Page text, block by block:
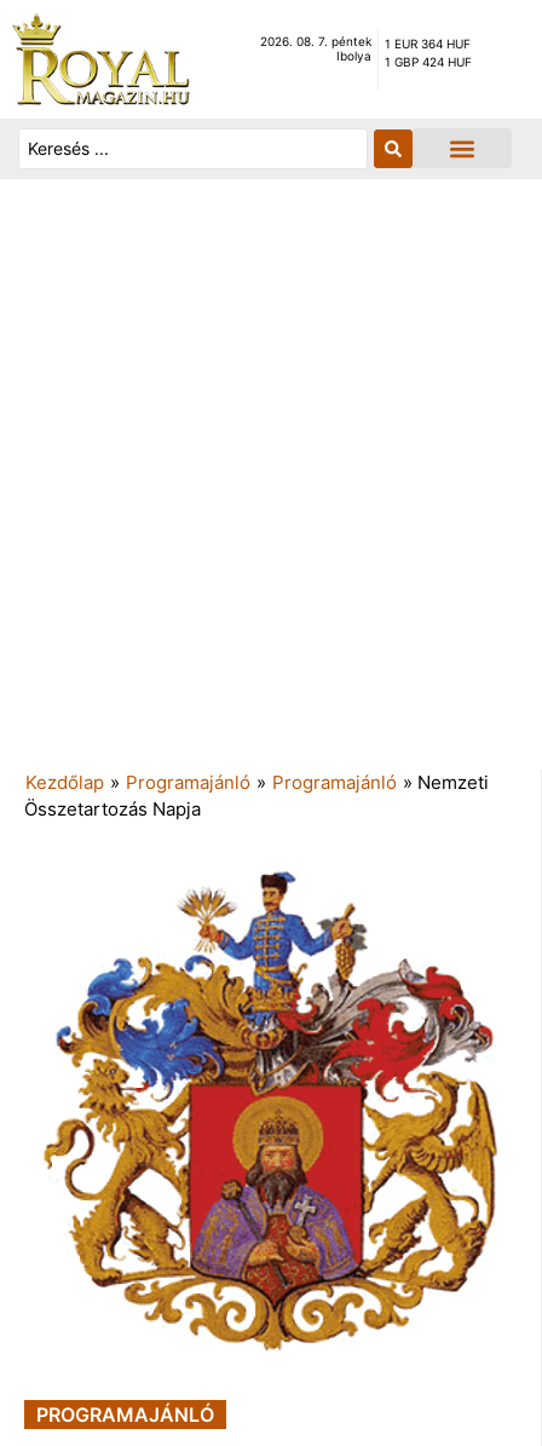
2026. 08. 7. péntek
Ibolya
1 EUR 364 HUF
1 GBP 424 HUF
Kezdőlap » Programajánló » Programajánló » Nemzeti
Összetartozás Napja
PROGRAMAJÁNLÓ